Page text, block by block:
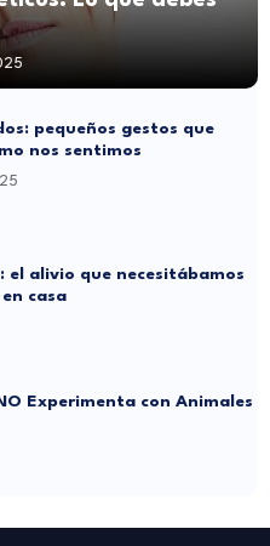
pequeños gestos que
nos sentimos
el alivio que necesitábamos
casa
Experimenta con Animales